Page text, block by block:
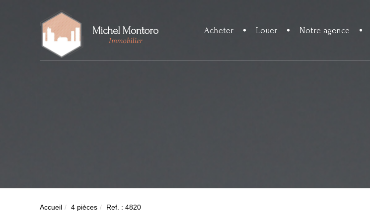
Acheter Louer Notre agence
Accueil 4 pièces Ref. : 4820